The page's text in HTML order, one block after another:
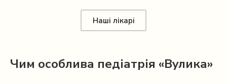
Наші лікарі
Чим особлива педіатрія «Вулика»